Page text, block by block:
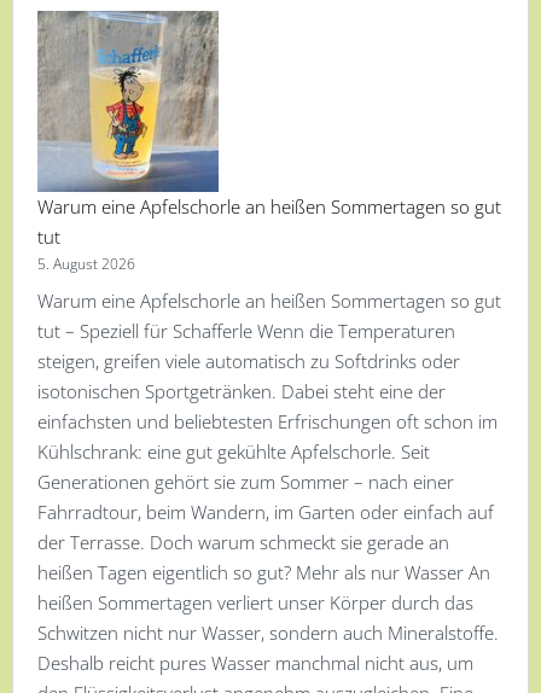
Warum eine Apfelschorle an heißen Sommertagen so gut
tut
5. August 2026
Warum eine Apfelschorle an heißen Sommertagen so gut
tut – Speziell für Schafferle Wenn die Temperaturen
steigen, greifen viele automatisch zu Softdrinks oder
isotonischen Sportgetränken. Dabei steht eine der
einfachsten und beliebtesten Erfrischungen oft schon im
Kühlschrank: eine gut gekühlte Apfelschorle. Seit
Generationen gehört sie zum Sommer – nach einer
Fahrradtour, beim Wandern, im Garten oder einfach auf
der Terrasse. Doch warum schmeckt sie gerade an
heißen Tagen eigentlich so gut? Mehr als nur Wasser An
heißen Sommertagen verliert unser Körper durch das
Schwitzen nicht nur Wasser, sondern auch Mineralstoffe.
Deshalb reicht pures Wasser manchmal nicht aus, um